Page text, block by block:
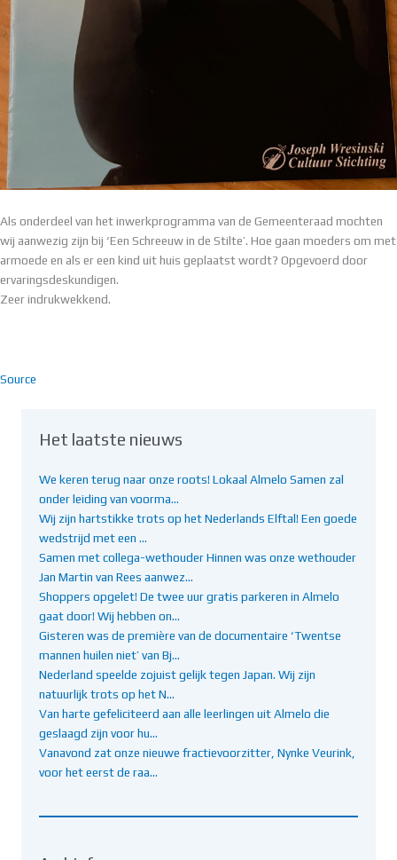
Als onderdeel van het inwerkprogramma van de Gemeenteraad mochten
wij aanwezig zijn bij ‘Een Schreeuw in de Stilte’. Hoe gaan moeders om met
armoede en als er een kind uit huis geplaatst wordt? Opgevoerd door
ervaringsdeskundigen.
Zeer indrukwekkend.
Source
Het laatste nieuws
We keren terug naar onze roots! Lokaal Almelo Samen zal
onder leiding van voorma…
Wij zijn hartstikke trots op het Nederlands Elftal! Een goede
wedstrijd met een …
Samen met collega-wethouder Hinnen was onze wethouder
Jan Martin van Rees aanwez…
Shoppers opgelet! De twee uur gratis parkeren in Almelo
gaat door! Wij hebben on…
Gisteren was de première van de documentaire ‘Twentse
mannen huilen niet’ van Bj…
Nederland speelde zojuist gelijk tegen Japan. Wij zijn
natuurlijk trots op het N…
Van harte gefeliciteerd aan alle leerlingen uit Almelo die
geslaagd zijn voor hu…
Vanavond zat onze nieuwe fractievoorzitter, Nynke Veurink,
voor het eerst de raa…